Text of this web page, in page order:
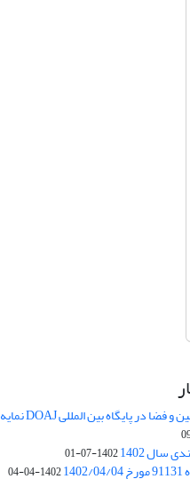
مجله فیزیک زمین و فضا در پایگاه بین المللی DOAJ نمایه
سال 1402 1402-07-01
1402-04-04